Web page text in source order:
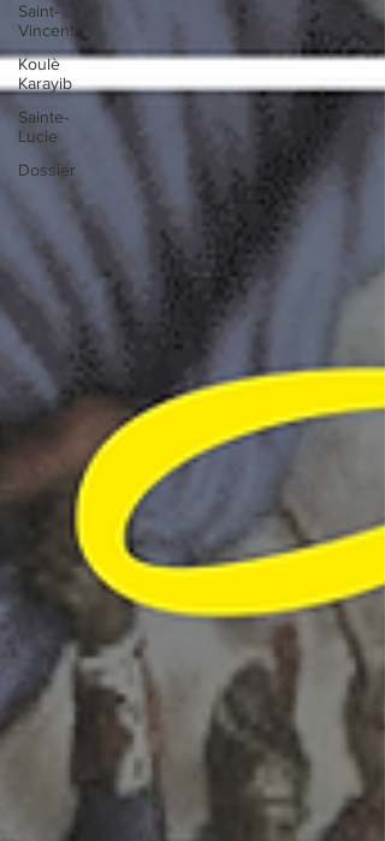
Saint-
Vincent
Koulè
Karayib
Sainte-
Lucie
Dossier